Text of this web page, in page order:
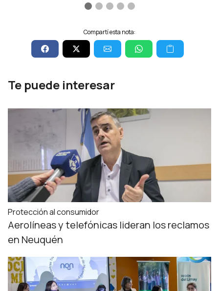
Compartí esta nota:
Te puede interesar
Protección al consumidor
Aerolíneas y telefónicas lideran los reclamos
en Neuquén